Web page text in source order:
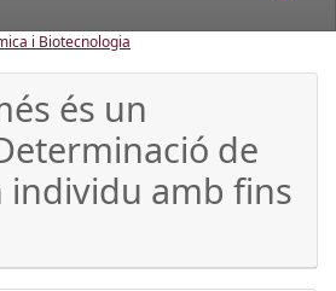
i Biotecnologia
és un
de
individu amb fins